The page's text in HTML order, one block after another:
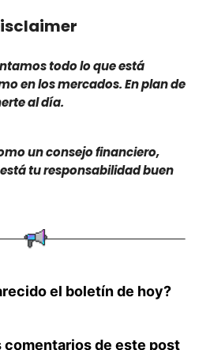
todo lo que está
en los mercados. En plan de
al día.
un consejo financiero,
tu responsabilidad buen
el boletín de hoy?
comentarios de este post